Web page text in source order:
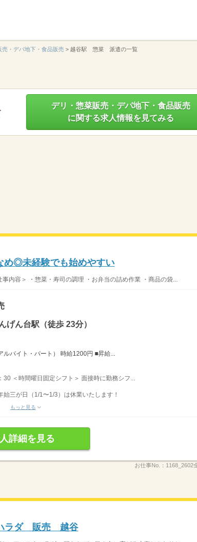
売・デパ地下・食品販売 > 越谷駅 惣菜 派遣の一覧
デリ・惣菜販売・デパ地下・食品販売
に関する求人情報を見てみる
め◎未経験でも始めやすい
内容＞ ・惣菜・寿司の調理 ・お弁当の詰め作業 ・商品の袋...
げん台駅（徒歩 23分）
ルバイト・パート） 時給1200円 ■昇給...
＜時間曜日固定シフト＞ 面接時に勤務シフ...
三が日（1/1〜1/3）は休業いたします！
もっと見る
詳細を見る
お仕事No.： 1168_2602
ハラダ 販売 越谷